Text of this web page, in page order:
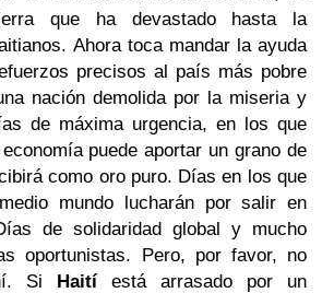
que ha devastado hasta la
Ahora toca mandar la ayuda
precisos al país más pobre
nación demolida por la miseria y
de máxima urgencia, en los que
puede aportar un grano de
como oro puro. Días en los que
mundo lucharán por salir en
de solidaridad global y mucho
oportunistas. Pero, por favor, no
Si Haití está arrasado por un